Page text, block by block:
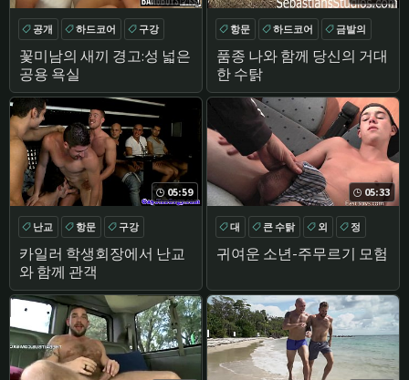
꽃미남의 새끼 경고:성 넓은
공용 욕실
공개 하드코어
구강
둥
품종 나와 함께 당신의 거대
한 수탉
항문 하드코어
금발의
외
05:59
카일러 학생회장에서 난교
와 함께 관객
난교 항문
구강
CLOSEUP
05:33
귀여운 소년-주무르기 모험
대 큰 수탉 외 정